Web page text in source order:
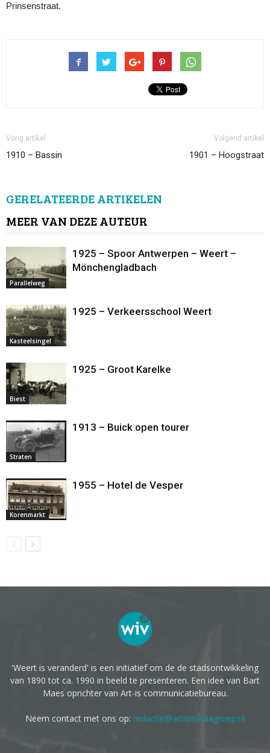
Prinsenstraat.
Vorig artikel
1910 – Bassin
Volgend artikel
1901 – Hoogstraat
GERELATEERDE ARTIKELEN
MEER VAN DEZE AUTEUR
Parallelweg
1925 – Spoor Antwerpen – Weert –
Mönchengladbach
Kasteelsingel
1925 – Verkeersschool Weert
Biest
1925 – Groot Karelke
Straten
1913 – Buick open tourer
Korenmarkt
1955 – Hotel de Vesper
'Weert is veranderd' is een initiatief om de de stadsontwikkeling
van 1890 tot ca. 1990 in beeld te presenteren. Een idee van Bart
Maes oprichter van Art-is communicatiebureau.
Neem contact met ons op: redactie@artismediagroep.nl